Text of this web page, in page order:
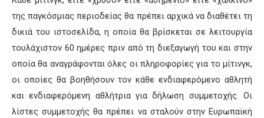
της παγκόσμιας περιοδείας θα πρέπει αρχικά να διαθέτει τη
δικιά του ιστοσελίδα, η οποία θα βρίσκεται σε λειτουργία
τουλάχιστον 60 ημέρες πριν από τη διεξαγωγή του και στην
οποία θα αναγράφονται όλες οι πληροφορίες για το μίτινγκ,
οι οποίες θα βοηθήσουν τον κάθε ενδιαφερόμενο αθλητή
και ενδιαφερόμενη αθλήτρια για δήλωση συμμετοχής. Οι
λίστες συμμετοχής θα πρέπει να σταλούν στην Ευρωπαϊκή